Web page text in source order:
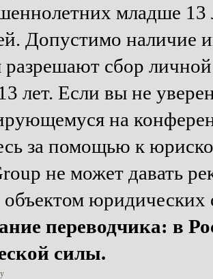
младше 13
Допустимо наличие
разрешают сбор
лет. Если вы не
на
за помощью к
не может давать
объектом
переводчика: в
силы.